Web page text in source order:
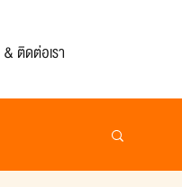
ติดต่อเรา